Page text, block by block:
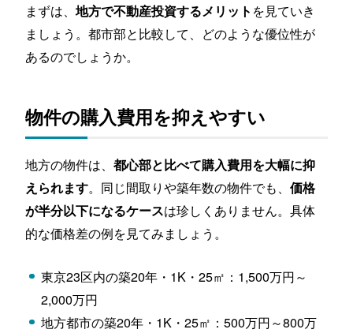
「開発エリア」「駅チカ」「商業施設の近く」な
ど高需要のエリアに絞り込む
「高利回り、即回収、早期撤退」を意識して戦略
「区分マンションかアパート」を選ぶ
【無料】「TOKYOリスタイル」なら不動産投資
のプロがアドバイスします
まとめ
まずは、地方で不動産投資するメリット を見ていき
ましょう。都市部と比較して、どのような優位性が
あるのでしょうか。
物件の購入費用を抑えやすい
地方の物件は、都心部と比べて購入費用を大幅に抑
えられます。同じ間取りや築年数の物件でも、価格
が半分以下になるケースは珍しくありません。具体
的な価格差の例を見てみましょう。
東京23区内の築20年・1K・25㎡：1,500万円～
2,000万円
地方都市の築20年・1K・25㎡：500万円～800万